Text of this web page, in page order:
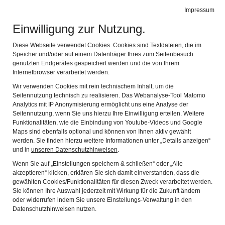
Impressum
Einwilligung zur Nutzung.
Diese Webseite verwendet Cookies. Cookies sind Textdateien, die im
Speicher und/oder auf einem Datenträger Ihres zum Seitenbesuch
genutzten Endgerätes gespeichert werden und die von Ihrem
Internetbrowser verarbeitet werden.
Wir verwenden Cookies mit rein technischem Inhalt, um die
Seitennutzung technisch zu realisieren. Das Webanalyse-Tool Matomo
Analytics mit IP Anonymisierung ermöglicht uns eine Analyse der
Seitennutzung, wenn Sie uns hierzu Ihre Einwilligung erteilen. Weitere
Funktionalitäten, wie die Einbindung von Youtube-Videos und Google
Maps sind ebenfalls optional und können von Ihnen aktiv gewählt
werden. Sie finden hierzu weitere Informationen unter „Details anzeigen“
und in unseren Datenschutzhinweisen.
Wenn Sie auf „Einstellungen speichern & schließen“ oder „Alle
akzeptieren“ klicken, erklären Sie sich damit einverstanden, dass die
gewählten Cookies/Funktionalitäten für diesen Zweck verarbeitet werden.
Sie können Ihre Auswahl jederzeit mit Wirkung für die Zukunft ändern
oder widerrufen indem Sie unsere Einstellungs-Verwaltung in den
Datenschutzhinweisen nutzen.
Gebärdensprache
Fränkisches Freilandmuseum Fladungen
Fränkisches Freilandmuseum